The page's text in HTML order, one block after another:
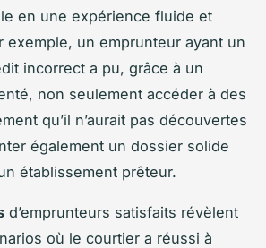
en une expérience fluide et
exemple, un emprunteur ayant un
incorrect a pu, grâce à un
non seulement accéder à des
qu’il n’aurait pas découvertes
également un dossier solide
établissement prêteur.
d’emprunteurs satisfaits révèlent
où le courtier a réussi à